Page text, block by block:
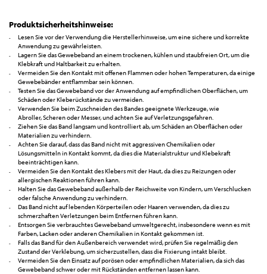
Produktsicherheitshinweise:
Lesen Sie vor der Verwendung die Herstellerhinweise, um eine sichere und korrekte
Anwendung zu gewährleisten.
Lagern Sie das Gewebeband an einem trockenen, kühlen und staubfreien Ort, um die
Klebkraft und Haltbarkeit zu erhalten.
Vermeiden Sie den Kontakt mit offenen Flammen oder hohen Temperaturen, da einige
Gewebebänder entflammbar sein können.
Testen Sie das Gewebeband vor der Anwendung auf empfindlichen Oberflächen, um
Schäden oder Kleberückstände zu vermeiden.
Verwenden Sie beim Zuschneiden des Bandes geeignete Werkzeuge, wie
Abroller, Scheren oder Messer, und achten Sie auf Verletzungsgefahren.
Ziehen Sie das Band langsam und kontrolliert ab, um Schäden an Oberflächen oder
Materialien zu verhindern.
Achten Sie darauf, dass das Band nicht mit aggressiven Chemikalien oder
Lösungsmitteln in Kontakt kommt, da dies die Materialstruktur und Klebekraft
beeinträchtigen kann.
Vermeiden Sie den Kontakt des Klebers mit der Haut, da dies zu Reizungen oder
allergischen Reaktionen führen kann.
Halten Sie das Gewebeband außerhalb der Reichweite von Kindern, um Verschlucken
oder falsche Anwendung zu verhindern.
Das Band nicht auf lebenden Körperteilen oder Haaren verwenden, da dies zu
schmerzhaften Verletzungen beim Entfernen führen kann.
Entsorgen Sie verbrauchtes Gewebeband umweltgerecht, insbesondere wenn es mit
Farben, Lacken oder anderen Chemikalien in Kontakt gekommen ist.
Falls das Band für den Außenbereich verwendet wird, prüfen Sie regelmäßig den
Zustand der Verklebung, um sicherzustellen, dass die Fixierung intakt bleibt.
Vermeiden Sie den Einsatz auf porösen oder empfindlichen Materialien, da sich das
Gewebeband schwer oder mit Rückständen entfernen lassen kann.